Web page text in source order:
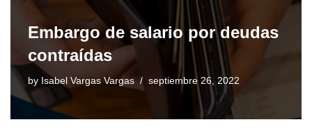
Embargo de salario por deudas
contraídas
by Isabel Vargas Vargas septiembre 26, 2022